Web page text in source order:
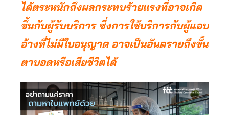
ได้ตระหนักถึงผลกระทบร้ายแรงที่อาจเกิด
ขึ้นกับผู้รับบริการ ซึ่งการใช้บริการกับผู้แอบ
อ้างที่ไม่มีใบอนุญาต อาจเป็นอันตรายถึงขั้น
ตาบอดหรือเสียชีวิตได้